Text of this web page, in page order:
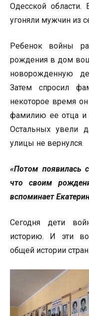
Одесской
угоняли мужчин из
Ребенок войны
рождения в дом
новорожденную
Затем спросил
некоторое время
фамилию ее отца и
Остальных увели
улицы не вернулся.
«Потом появилась
что своим
вспоминает
Сегодня дети
историю. И эти
общей истории